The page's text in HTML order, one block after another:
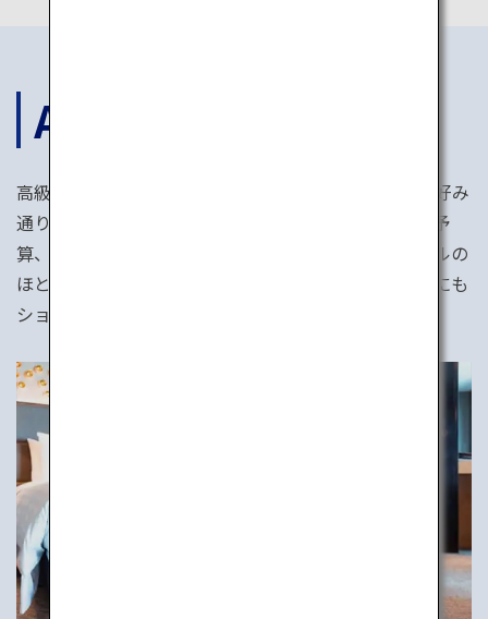
ACCOMODATIONS
高級ホテル、それとも伝統的な日本旅館？あなたのお好み
通りの宿が必ず見つかります。スタイル、テイスト、予
算、エリアなど、選択肢は限りありません。高級ホテルの
ほとんどはアクセス良好な都心部に位置し、ビジネスにも
ショッピング・観光にもとても便利です。